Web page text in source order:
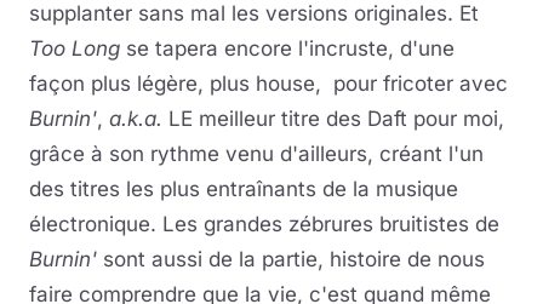
supplanter sans mal les versions originales. Et
Too Long se tapera encore l'incruste, d'une
façon plus légère, plus house, pour fricoter avec
Burnin', a.k.a. LE meilleur titre des Daft pour moi,
grâce à son rythme venu d'ailleurs, créant l'un
des titres les plus entraînants de la musique
électronique. Les grandes zébrures bruitistes de
Burnin' sont aussi de la partie, histoire de nous
faire comprendre que la vie, c'est quand même